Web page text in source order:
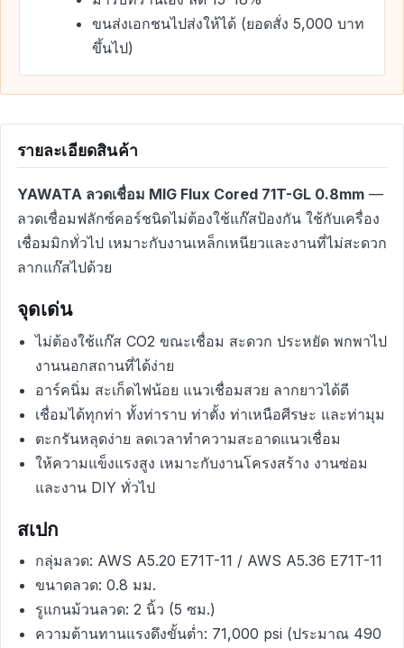
ขนส่งเอกชนไปส่งให้ได้ (ยอดสั่ง 5,000 บาท
ขึ้นไป)
รายละเอียดสินค้า
YAWATA ลวดเชื่อม MIG Flux Cored 71T-GL 0.8mm—
ลวดเชื่อมฟลักซ์คอร์ชนิดไม่ต้องใช้แก๊สป้องกัน ใช้กับเครื่อง
เชื่อมมิกทั่วไป เหมาะกับงานเหล็กเหนียวและงานที่ไม่สะดวก
ลากแก๊สไปด้วย
จุดเด่น
ไม่ต้องใช้แก๊ส CO2 ขณะเชื่อม สะดวก ประหยัด พกพาไป
งานนอกสถานที่ได้ง่าย
อาร์คนิ่ม สะเก็ดไฟน้อย แนวเชื่อมสวย ลากยาวได้ดี
เชื่อมได้ทุกท่า ทั้งท่าราบ ท่าตั้ง ท่าเหนือศีรษะ และท่ามุม
ตะกรันหลุดง่าย ลดเวลาทำความสะอาดแนวเชื่อม
ให้ความแข็งแรงสูง เหมาะกับงานโครงสร้าง งานซ่อม
และงาน DIY ทั่วไป
สเปก
กลุ่มลวด: AWS A5.20 E71T-11 / AWS A5.36 E71T-11
ขนาดลวด: 0.8 มม.
รูแกนม้วนลวด: 2 นิ้ว (5 ซม.)
ความต้านทานแรงดึงขั้นต่ำ: 71,000 psi (ประมาณ 490